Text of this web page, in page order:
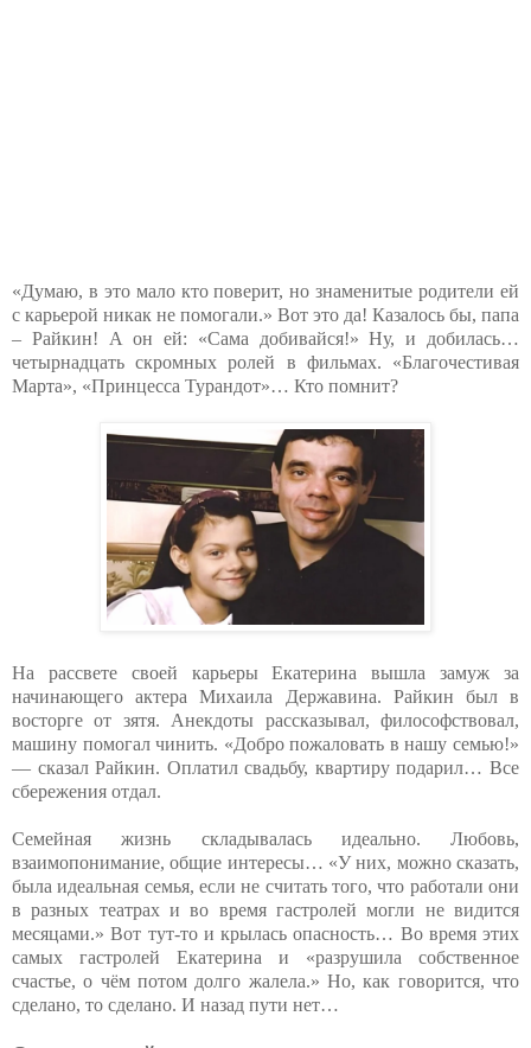
«Думаю, в это мало кто поверит, но знаменитые родители ей
с карьерой никак не помогали.» Вот это да! Казалось бы, папа
– Райкин! А он ей: «Сама добивайся!» Ну, и добилась…
четырнадцать скромных ролей в фильмах. «Благочестивая
Марта», «Принцесса Турандот»… Кто помнит?
На рассвете своей карьеры Екатерина вышла замуж за
начинающего актера Михаила Державина. Райкин был в
восторге от зятя. Анекдоты рассказывал, философствовал,
машину помогал чинить. «Добро пожаловать в нашу семью!»
— сказал Райкин. Оплатил свадьбу, квартиру подарил… Все
сбережения отдал.
Семейная жизнь складывалась идеально. Любовь,
взаимопонимание, общие интересы… «У них, можно сказать,
была идеальная семья, если не считать того, что работали они
в разных театрах и во время гастролей могли не видится
месяцами.» Вот тут-то и крылась опасность… Во время этих
самых гастролей Екатерина и «разрушила собственное
счастье, о чём потом долго жалела.» Но, как говорится, что
сделано, то сделано. И назад пути нет…